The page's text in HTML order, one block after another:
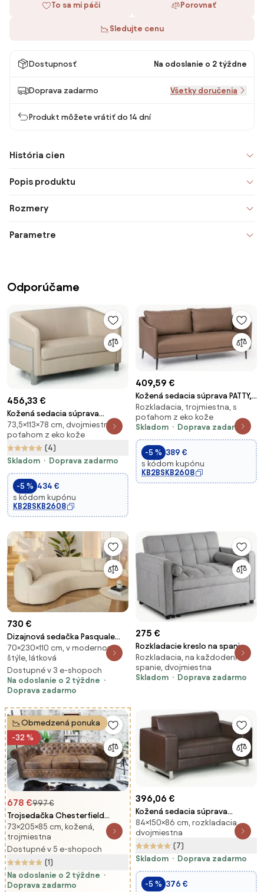
To sa mi páči Porovnať
Sledujte cenu
Dostupnosť Na odoslanie o 2 týždne
Doprava zadarmo Všetky doručenia
Produkt môžete vrátiť do 14 dní
História cien
Popis produktu
Rozmery
Parametre
Odporúčame
456,33 €
Kožená sedacia súprava
BULLDOG, dvojmiestna, béžová
73,5×113×78 cm, dvojmiestna, s
poťahom z eko kože
(4)
Skladom
Doprava zadarmo
-5 % 434 €
s kódom kupónu
KB2BSKB2608
409,59 €
Kožená sedacia súprava PATTY,
trojmiestna, hnedá
Rozkladacia, trojmiestna, s
poťahom z eko kože
Skladom
Doprava zadarmo
-5 % 389 €
s kódom kupónu
KB2BSKB2608
730 €
Dizajnová sedačka Pasquale
230 cm béžová
70×230×110 cm, v modernom
štýle, látková
Dostupné v 3 e-shopoch
Na odoslanie o 2 týždne
Doprava zadarmo
275 €
Rozkladacie kreslo na spanie
MUSSO – americký typ, sivé
moderné
Rozkladacia, na každodenné
spanie, dvojmiestna
Skladom
Doprava zadarmo
Obmedzená ponuka
-32 %
678 €997 €
Trojsedačka Chesterfield
Vintage hnedá
73×205×85 cm, kožená,
trojmiestna
Dostupné v 5 e-shopoch
(1)
Na odoslanie o 2 týždne
Doprava zadarmo
396,06 €
Kožená sedacia súprava
PRIMATOR, dvojmiestna, hnedá
84×150×86 cm, rozkladacia,
dvojmiestna
(7)
Skladom
Doprava zadarmo
-5 % 376 €